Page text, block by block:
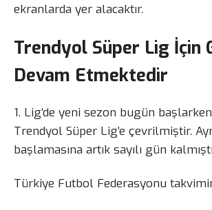
ekranlarda yer alacaktır.
Trendyol Süper Lig İçin
Devam Etmektedir
1. Lig’de yeni sezon bugün
Trendyol Süper Lig’e çevrilmiştir.
başlamasına artık sayılı gün
Türkiye Futbol Federasyonu